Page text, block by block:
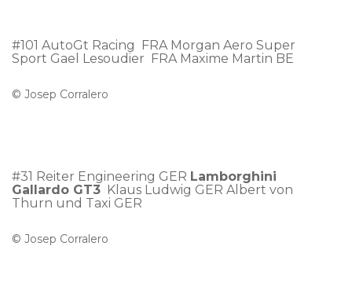
#101 AutoGt Racing FRA Morgan Aero Super
Sport Gael Lesoudier FRA Maxime Martin BE
© Josep Corralero
#31 Reiter Engineering GER Lamborghini
Gallardo GT3 Klaus Ludwig GER Albert von
Thurn und Taxi GER
© Josep Corralero